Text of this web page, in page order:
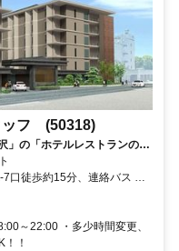
ッフ (50318)
」の「ホテルレストランの洗
口徒歩約15分、連絡バス 金
【最寄駅からのアクセス】
～22:00 ・多少時間変更、
！